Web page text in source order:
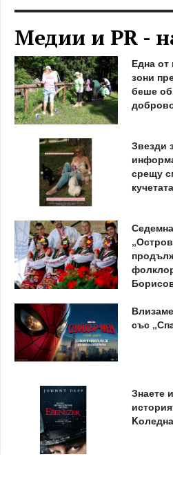
Медии и PR -
Една от
зони
беше
Звезди
срещу
със
Знаете